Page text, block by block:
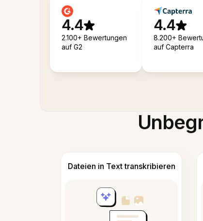
4.4
2.100+ Bewertungen
auf G2
4.4
8.200+
auf Capterra
Dateien in Text transkribieren